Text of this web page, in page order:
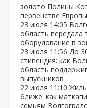
золото Полины
первенстве Европы
23 июля 14:05
область передала
оборудование в
23 июля 11:56 До
стипендия: как
область
выпускников
22 июля 11:10
ближе: как
семьям